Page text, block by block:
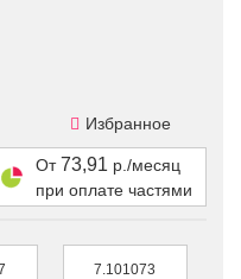
Избранное
От73,91 р./месяц
при оплате частями
7.101073